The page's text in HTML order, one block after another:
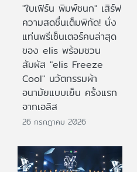
"ใบเฟิร์น พิมพ์ชนก" เสิร์ฟ
ความสดชื่นเต็มพิกัด! นั่ง
แท่นพรีเซ็นเตอร์คนล่าสุด
ของ elis พร้อมชวน
สัมผัส "elis Freeze
Cool" นวัตกรรมผ้า
อนามัยแบบเย็น ครั้งแรก
จากเอลิส
26 กรกฎาคม 2026